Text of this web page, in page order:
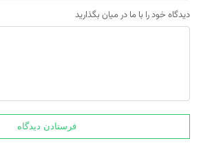
دیدگاه خود را با ما در میان بگذارید